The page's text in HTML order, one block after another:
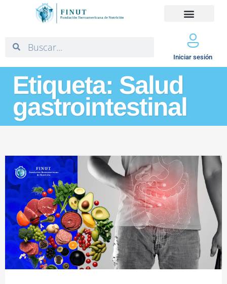
Iniciar sesión
Etiqueta: Salud
gastrointestinal